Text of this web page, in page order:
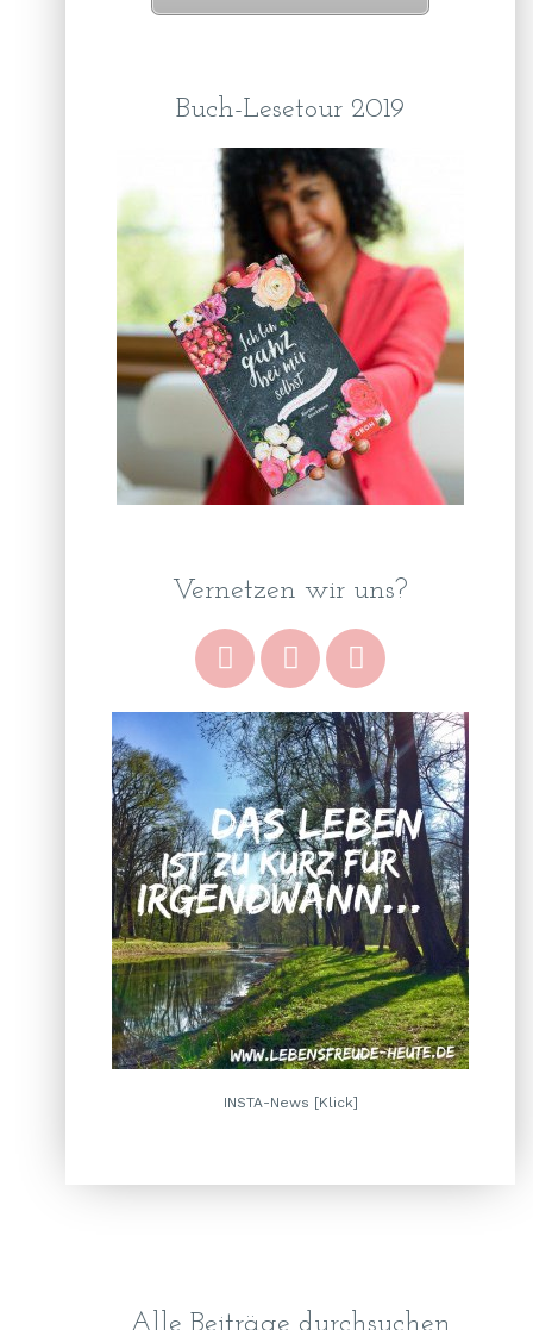
Buch-Lesetour 2019
Vernetzen wir uns?
INSTA-News [Klick]
Alle Beiträge durchsuchen